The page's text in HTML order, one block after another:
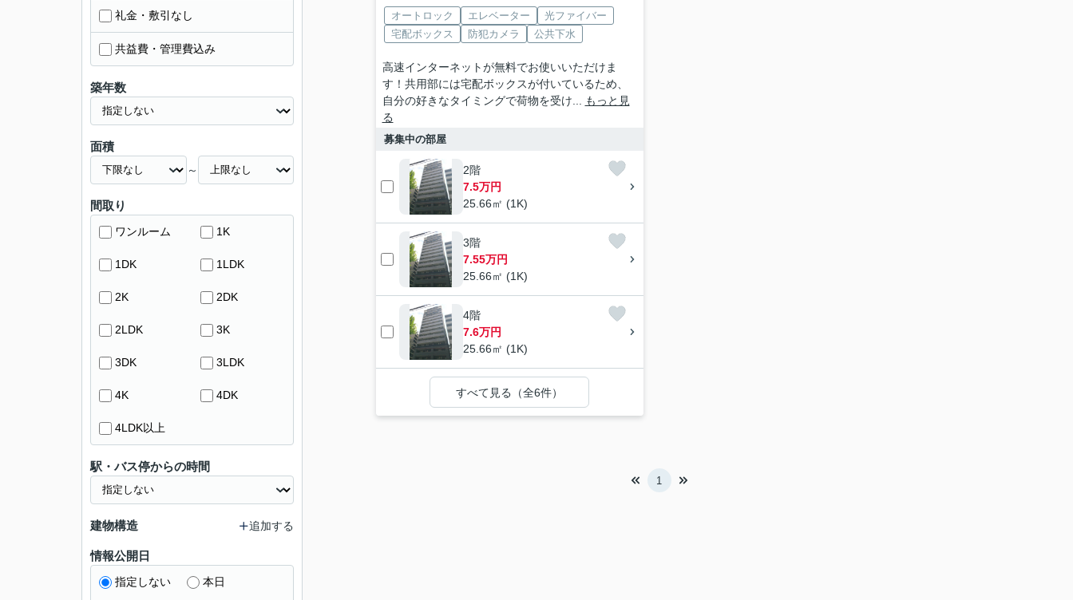
オートロック エレベーター
光ファイバー
宅配ボックス
防犯カメラ 公共下水
高速インターネットが無料でお使いいただけま
す！共用部には宅配ボックスが付いているため、
自分の好きなタイミングで荷物を受け...
もっと見
る
募集中の部屋
2階
7.5万円
25.66㎡ (1K)
3階
7.55万円
25.66㎡ (1K)
4階
7.6万円
25.66㎡ (1K)
すべて見る（全6件）
1
礼金・敷引なし
共益費・管理費込み
築年数
面積
～
間取り
ワンルーム 1K
1DK 1LDK
2K 2DK
2LDK 3K
3DK 3LDK
4K 4DK
4LDK以上
駅・バス停からの時間
建物構造 追加する
情報公開日
指定しない 本日